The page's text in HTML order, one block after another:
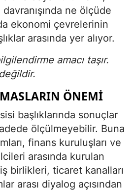
ne ölçüde
ekonomi çevrelerinin
arasında yer alıyor.
amacı taşır.
ÖNEMI
başlıklarında sonuçlar
ölçülmeyebilir. Buna
finans kuruluşları ve
arasında kurulan
birlikleri, ticaret kanalları
arası diyalog açısından